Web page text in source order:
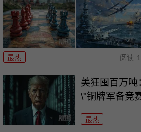
最热 阅读
美狂囤百万
\"铜牌军备竞
最热